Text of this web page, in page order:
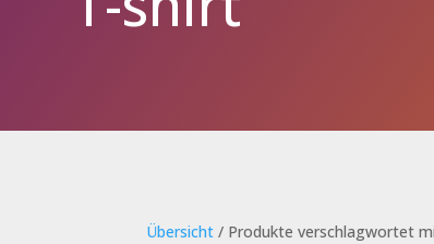
Übersicht / Produkte verschlagwortet